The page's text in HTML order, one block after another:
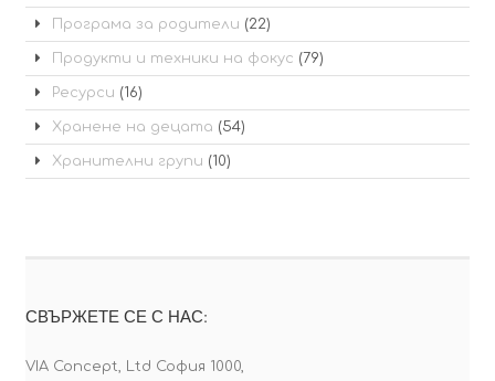
Програма за родители (22)
Продукти и техники на фокус (79)
Ресурси (16)
Хранене на децата (54)
Хранителни групи (10)
СВЪРЖЕТЕ СЕ С НАС:
VIA Concept, Ltd София 1000,